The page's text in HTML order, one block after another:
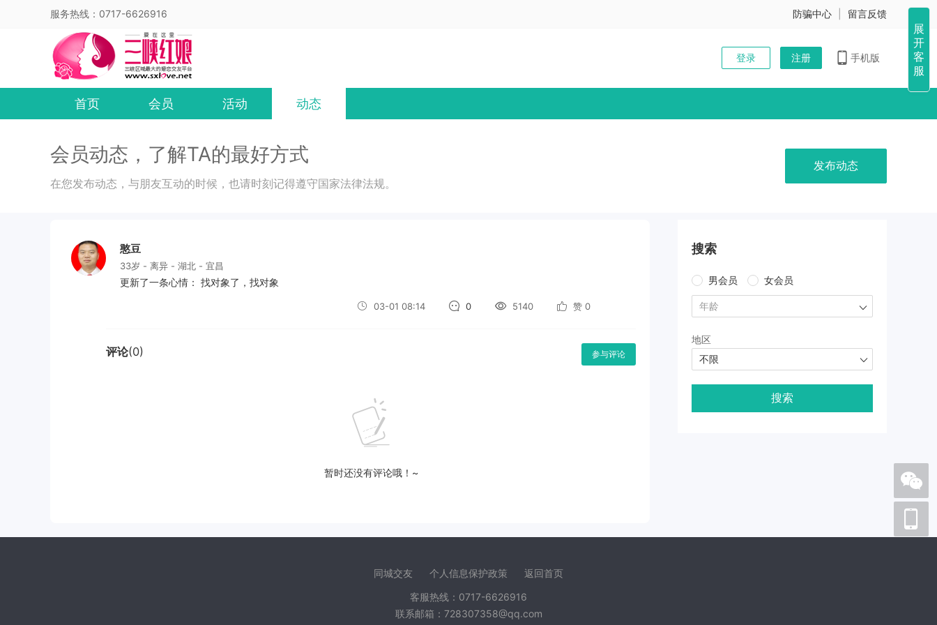
服务热线：0717-6626916 防骗中心 留言反馈
登录 注册 手机版
首页 会员 活动 动态
会员动态，了解TA的最好方式
在您发布动态，与朋友互动的时候，也请时刻记得遵守国家法律法规。
发布动态
憨豆
33岁 - 离异 - 湖北 - 宜昌
更新了一条心情： 找对象了，找对象
03-01 08:14 0 5140 赞 0
评论(0) 参与评论
暂时还没有评论哦！~
搜索
男会员 女会员
年龄
地区
不限
搜索
同城交友 个人信息保护政策
返回首页
客服热线：0717-6626916
联系邮箱：728307358@qq.com
展
开
客
服